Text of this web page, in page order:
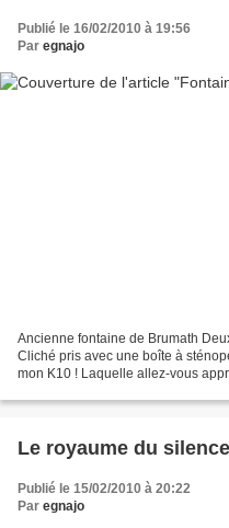
Publié le 16/02/2010 à 19:56
Par egnajo
Ancienne fontaine de Brumath
Cliché pris avec une boîte à
mon K10 ! Laquelle allez-vous
Le royaume du
Publié le 15/02/2010 à 20:22
Par egnajo